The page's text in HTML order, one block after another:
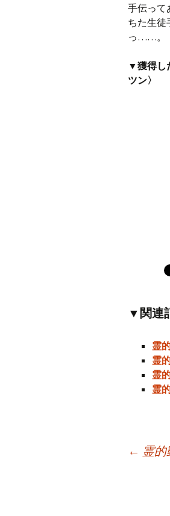
手伝っ
ちた生
っ……。
▼獲得し
ツン〉
▼関連
霊
霊
霊
霊
← 霊的